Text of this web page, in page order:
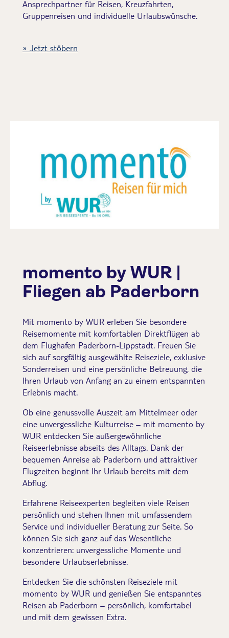
Ansprechpartner für Reisen, Kreuzfahrten,
Gruppenreisen und individuelle Urlaubswünsche.
Jetzt stöbern
momento by WUR |
Fliegen ab Paderborn
Mit momento by WUR erleben Sie besondere
Reisemomente mit komfortablen Direktflügen ab
dem Flughafen Paderborn-Lippstadt. Freuen Sie
sich auf sorgfältig ausgewählte Reiseziele, exklusive
Sonderreisen und eine persönliche Betreuung, die
Ihren Urlaub von Anfang an zu einem entspannten
Erlebnis macht.
Ob eine genussvolle Auszeit am Mittelmeer oder
eine unvergessliche Kulturreise – mit momento by
WUR entdecken Sie außergewöhnliche
Reiseerlebnisse abseits des Alltags. Dank der
bequemen Anreise ab Paderborn und attraktiver
Flugzeiten beginnt Ihr Urlaub bereits mit dem
Abflug.
Erfahrene Reiseexperten begleiten viele Reisen
persönlich und stehen Ihnen mit umfassendem
Service und individueller Beratung zur Seite. So
können Sie sich ganz auf das Wesentliche
konzentrieren: unvergessliche Momente und
besondere Urlaubserlebnisse.
Entdecken Sie die schönsten Reiseziele mit
momento by WUR und genießen Sie entspanntes
Reisen ab Paderborn – persönlich, komfortabel
und mit dem gewissen Extra.